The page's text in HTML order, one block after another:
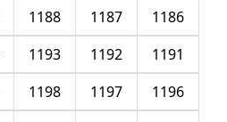
1186
1187
1188
1191
1192
1193
1196
1197
1198